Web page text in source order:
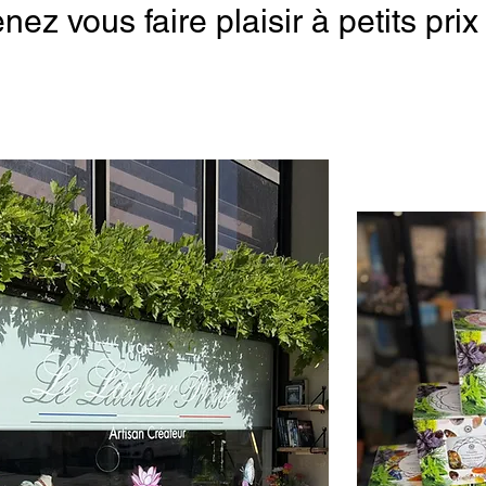
vous faire plaisir à petits